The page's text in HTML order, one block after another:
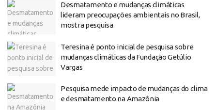
Desmatamento e mudanças climáticas
lideram preocupações ambientais no Brasil,
mostra pesquisa
Teresina é ponto inicial de pesquisa sobre
mudanças climáticas da Fundação Getúlio
Vargas
Pesquisa mede impacto de mudanças do clima
e desmatamento na Amazônia